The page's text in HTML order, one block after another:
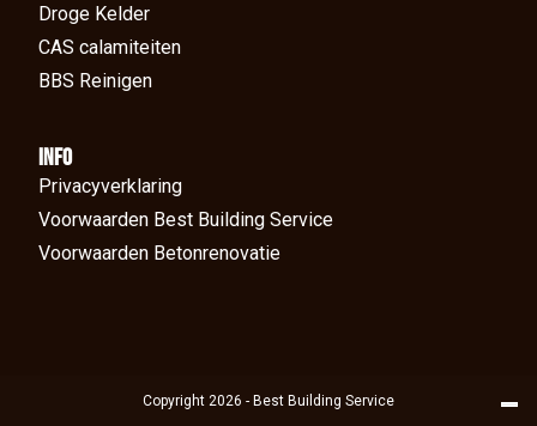
Droge Kelder
CAS calamiteiten
BBS Reinigen
Info
Privacyverklaring
Voorwaarden Best Building Service
Voorwaarden Betonrenovatie
Copyright 2026 - Best Building Service